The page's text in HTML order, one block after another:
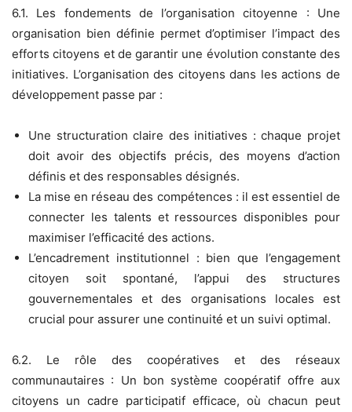
6.1. Les fondements de l’organisation citoyenne : Une
organisation bien définie permet d’optimiser l’impact des
efforts citoyens et de garantir une évolution constante des
initiatives. L’organisation des citoyens dans les actions de
développement passe par :
Une structuration claire des initiatives : chaque projet
doit avoir des objectifs précis, des moyens d’action
définis et des responsables désignés.
La mise en réseau des compétences : il est essentiel de
connecter les talents et ressources disponibles pour
maximiser l’efficacité des actions.
L’encadrement institutionnel : bien que l’engagement
citoyen soit spontané, l’appui des structures
gouvernementales et des organisations locales est
crucial pour assurer une continuité et un suivi optimal.
6.2. Le rôle des coopératives et des réseaux
communautaires : Un bon système coopératif offre aux
citoyens un cadre participatif efficace, où chacun peut